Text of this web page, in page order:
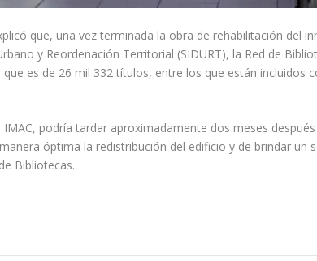
que, una vez terminada la obra de rehabilitación del
y Reordenación Territorial (SIDURT), la Red de
es de 26 mil 332 títulos, entre los que están incluidos
podría tardar aproximadamente dos meses
óptima la redistribución del edificio y de brindar un
Bibliotecas.